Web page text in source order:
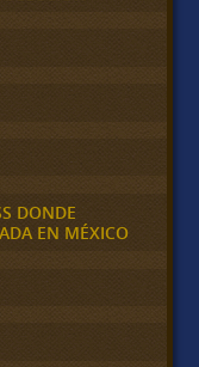
DONDE
EN MÉXICO